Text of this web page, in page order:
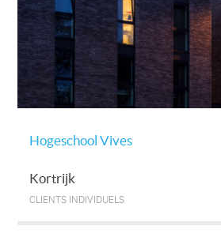
Hogeschool Vives
Kortrijk
CLIENTS INDIVIDUELS